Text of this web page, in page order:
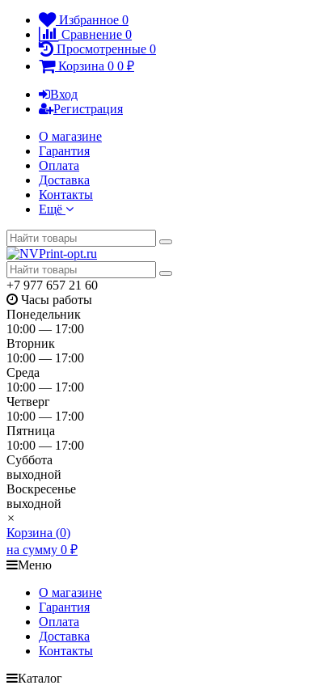
Избранное 0
Сравнение 0
Просмотренные 0
Корзина 0 0 ₽
Вход
Регистрация
О магазине
Гарантия
Оплата
Доставка
Контакты
Ещё
+7 977 657 21 60
Часы работы
Понедельник
10:00 — 17:00
Вторник
10:00 — 17:00
Среда
10:00 — 17:00
Четверг
10:00 — 17:00
Пятница
10:00 — 17:00
Суббота
выходной
Воскресенье
выходной
×
Корзина (0)
на сумму 0 ₽
Меню
О магазине
Гарантия
Оплата
Доставка
Контакты
Каталог